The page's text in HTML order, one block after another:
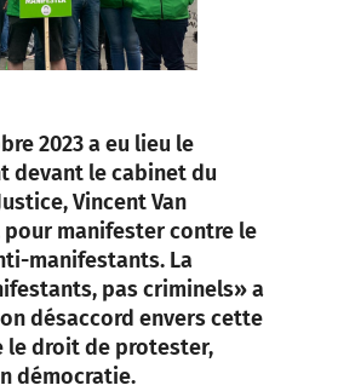
2023 a eu lieu le
devant le cabinet du
Vincent Van
pour manifester contre le
manifestants. La
pas criminels» a
désaccord envers cette
le droit de protester,
démocratie.